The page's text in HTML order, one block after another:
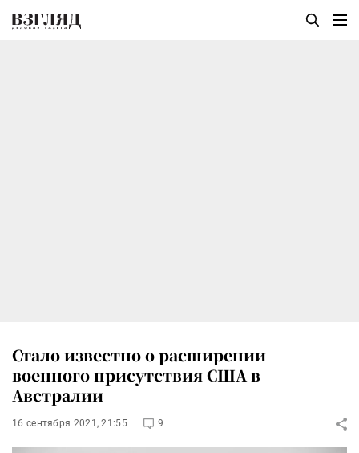
Стало известно о расширении
военного присутствия США в
Австралии
16 сентября 2021, 21:55 9